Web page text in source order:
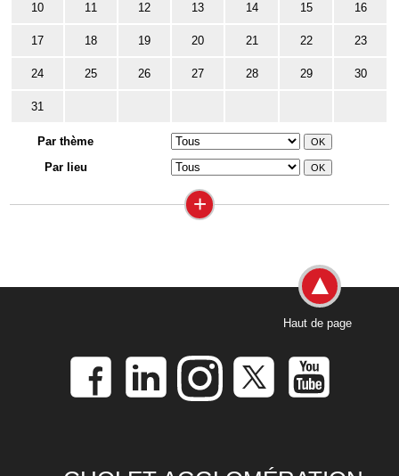
10 11 12 13 14 15 16
17 18 19 20 21 22 23
24 25 26 27 28 29 30
31
Par thème
Par lieu
+
Haut de page